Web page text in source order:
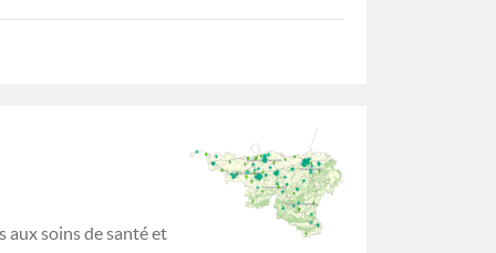
aux soins de santé et